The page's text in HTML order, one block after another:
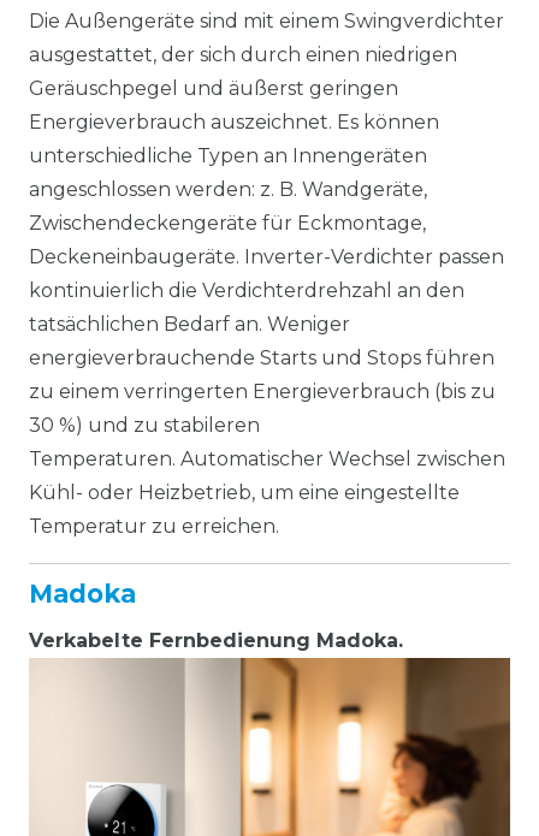
Die Außengeräte sind mit einem Swingverdichter
ausgestattet, der sich durch einen niedrigen
Geräuschpegel und äußerst geringen
Energieverbrauch auszeichnet. Es können
unterschiedliche Typen an Innengeräten
angeschlossen werden: z. B. Wandgeräte,
Zwischendeckengeräte für Eckmontage,
Deckeneinbaugeräte. Inverter-Verdichter passen
kontinuierlich die Verdichterdrehzahl an den
tatsächlichen Bedarf an. Weniger
energieverbrauchende Starts und Stops führen
zu einem verringerten Energieverbrauch (bis zu
30 %) und zu stabileren
Temperaturen. Automatischer Wechsel zwischen
Kühl- oder Heizbetrieb, um eine eingestellte
Temperatur zu erreichen.
Madoka
Verkabelte Fernbedienung Madoka.